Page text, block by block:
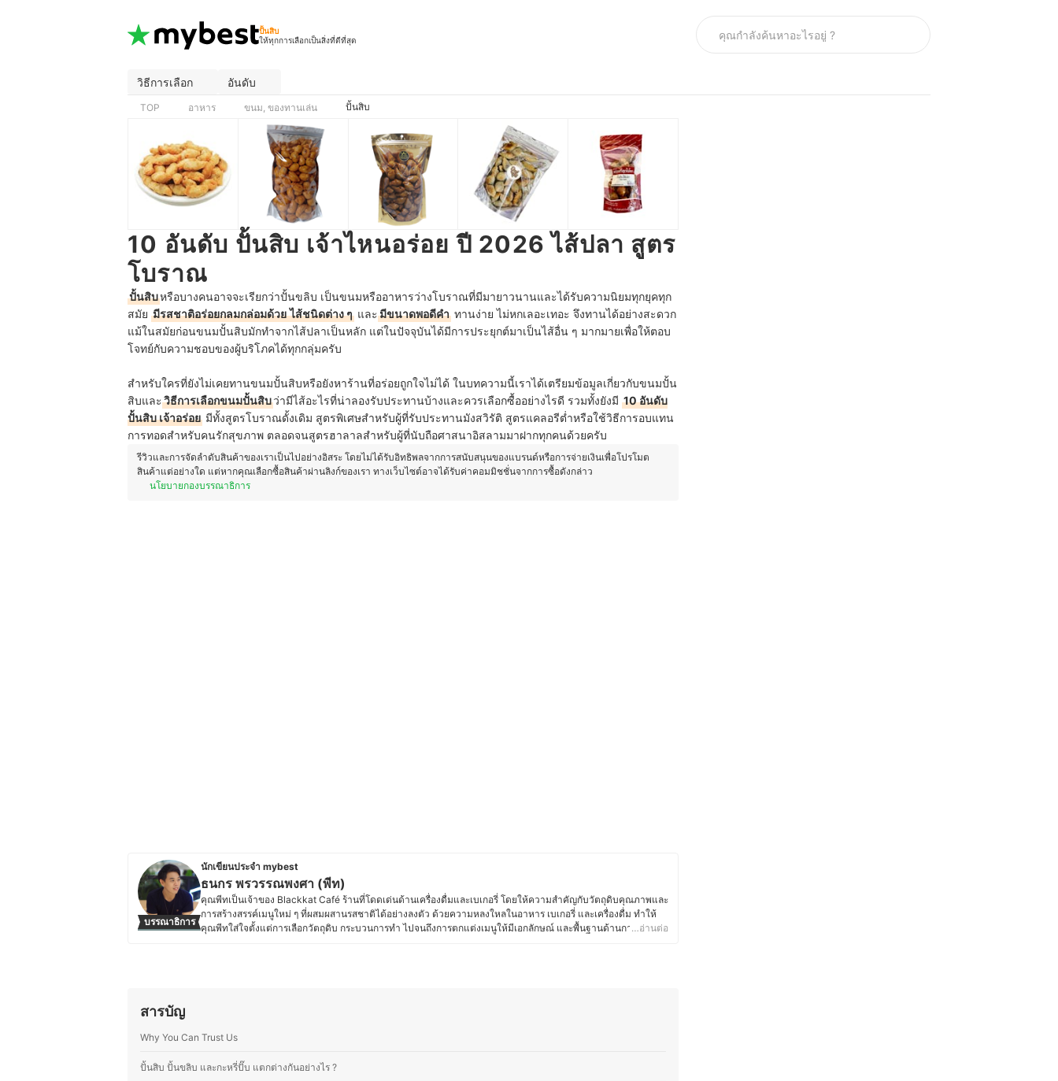
ปั้นสิบ
ให้ทุกการเลือกเป็นสิ่งที่ดีที่สุด
วิธีการเลือก อันดับ
TOP อาหาร ขนม, ของทานเล่น ปั้นสิบ
10 อันดับ ปั้นสิบ เจ้าไหนอร่อย ปี 2026 ไส้ปลา สูตร
โบราณ
ปั้นสิบหรือบางคนอาจจะเรียกว่าปั้นขลิบ เป็นขนมหรืออาหารว่างโบราณที่มีมายาวนานและได้รับความนิยมทุกยุคทุก
สมัย มีรสชาติอร่อยกลมกล่อมด้วย ไส้ชนิดต่าง ๆ และมีขนาดพอดีคำ ทานง่าย ไม่หกเลอะเทอะ จึงทานได้อย่างสะดวก
แม้ในสมัยก่อนขนมปั้นสิบมักทำจากไส้ปลาเป็นหลัก แต่ในปัจจุบันได้มีการประยุกต์มาเป็นไส้อื่น ๆ มากมายเพื่อให้ตอบ
โจทย์กับความชอบของผู้บริโภคได้ทุกกลุ่มครับ
สำหรับใครที่ยังไม่เคยทานขนมปั้นสิบหรือยังหาร้านที่อร่อยถูกใจไม่ได้ ในบทความนี้เราได้เตรียมข้อมูลเกี่ยวกับขนมปั้น
สิบและวิธีการเลือกขนมปั้นสิบว่ามีไส้อะไรที่น่าลองรับประทานบ้างและควรเลือกซื้ออย่างไรดี รวมทั้งยังมี 10 อันดับ
ปั้นสิบ เจ้าอร่อย มีทั้งสูตรโบราณดั้งเดิม สูตรพิเศษสำหรับผู้ที่รับประทานมังสวิรัติ สูตรแคลอรีต่ำหรือใช้วิธีการอบแทน
การทอดสำหรับคนรักสุขภาพ ตลอดจนสูตรฮาลาลสำหรับผู้ที่นับถือศาสนาอิสลามมาฝากทุกคนด้วยครับ
รีวิวและการจัดลำดับสินค้าของเราเป็นไปอย่างอิสระ โดยไม่ได้รับอิทธิพลจากการสนับสนุนของแบรนด์หรือการจ่ายเงินเพื่อโปรโมต
สินค้าแต่อย่างใด แต่หากคุณเลือกซื้อสินค้าผ่านลิงก์ของเรา ทางเว็บไซต์อาจได้รับค่าคอมมิชชั่นจากการซื้อดังกล่าว
นโยบายกองบรรณาธิการ
บรรณาธิการ
นักเขียนประจำ mybest
ธนกร พรวรรณพงศา (พีท)
คุณพีทเป็นเจ้าของ Blackkat Café ร้านที่โดดเด่นด้านเครื่องดื่มและเบเกอรี่ โดยให้ความสำคัญกับวัตถุดิบคุณภาพและ
การสร้างสรรค์เมนูใหม่ ๆ ที่ผสมผสานรสชาติได้อย่างลงตัว ด้วยความหลงใหลในอาหาร เบเกอรี่ และเครื่องดื่ม ทำให้
คุณพีทใส่ใจตั้งแต่การเลือกวัตถุดิบ กระบวนการทำ ไปจนถึงการตกแต่งเมนูให้มีเอกลักษณ์ และพื้นฐานด้านการท่อง
…อ่านต่อ
สารบัญ
Why You Can Trust Us
ปั้นสิบ ปั้นขลิบ และกะหรี่ปั๊บ แตกต่างกันอย่างไร ?